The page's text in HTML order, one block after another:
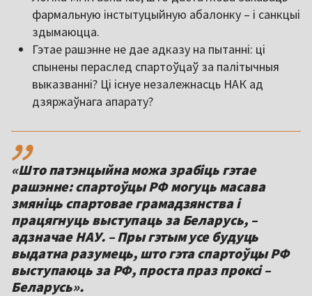
фармальную інстытуцыйную абалонку – і санкцыі
здымаюцца.
Гэтае рашэнне не дае адказу на пытанні: ці
спынены пераслед спартоўцаў за палітычныя
выказванні? Ці існуе незалежнасць НАК ад
дзяржаўнага апарату?
,,
«Што патэнцыйна можа зрабіць гэтае
рашэнне: спартоўцы РФ могуць масава
змяніць спартовае грамадзянства і
працягнуць выступаць за Беларусь, –
адзначае НАУ. – Пры гэтым усе будуць
выдатна разумець, што гэта спартоўцы РФ
выступаюць за РФ, проста праз проксі –
Беларусь».